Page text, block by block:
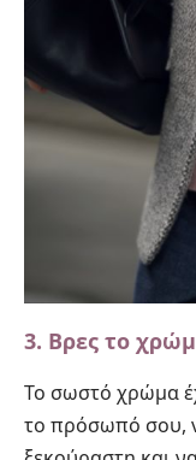
3. Βρες το
Το σωστό χρώμα
το πρόσωπό σου,